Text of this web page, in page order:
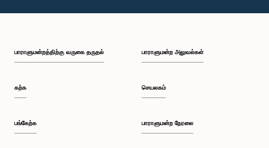
பாராளுமன்றத்திற்கு வருகை தருதல்
கற்க
பங்கேற்க
பாராளுமன்ற அலுவல்கள்
செயலகம்
பாராளுமன்ற நேரலை